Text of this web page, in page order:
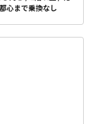
都心まで乗換なし